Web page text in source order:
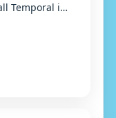
Temporal i